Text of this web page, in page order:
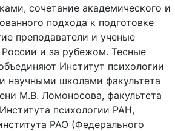
сочетание академического и
подхода к подготовке
преподаватели и ученые
и за рубежом. Тесные
Институт психологии
научными школами факультета
М.В. Ломоносова, факультета
психологии РАН,
РАО (Федерального